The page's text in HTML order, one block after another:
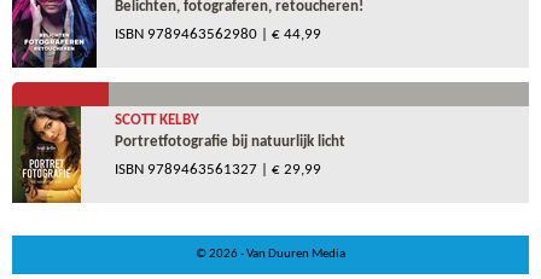
Belichten, fotograferen, retoucheren!
ISBN 9789463562980 | € 44,99
SCOTT KELBY
Portretfotografie bij natuurlijk licht
ISBN 9789463561327 | € 29,99
© 2026 - Van Duuren Media